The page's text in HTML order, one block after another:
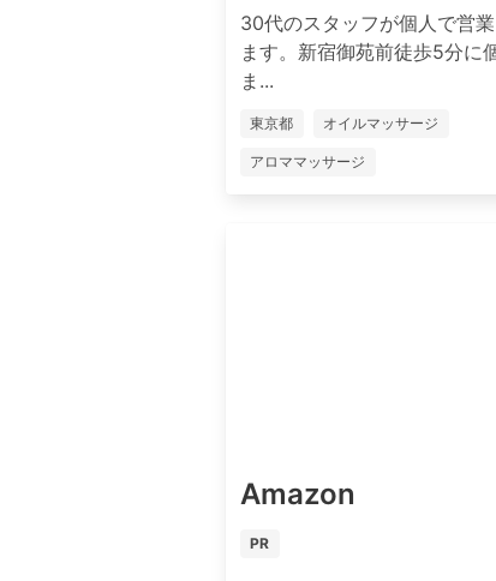
30代のスタッフが個人で営
ます。新宿御苑前徒歩5分に
ま...
東京都 オイルマッサージ
アロママッサージ
Amazon
PR